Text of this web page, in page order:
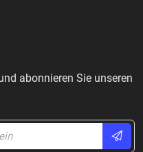
abonnieren Sie unseren